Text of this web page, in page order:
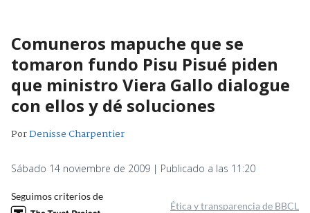
Comuneros mapuche que se
tomaron fundo Pisu Pisué piden
que ministro Viera Gallo dialogue
con ellos y dé soluciones
PorDenisse Charpentier
Sábado 14 noviembre de 2009 | Publicado a las 11:20
Seguimos criterios de
Ética y transparencia de BBCL